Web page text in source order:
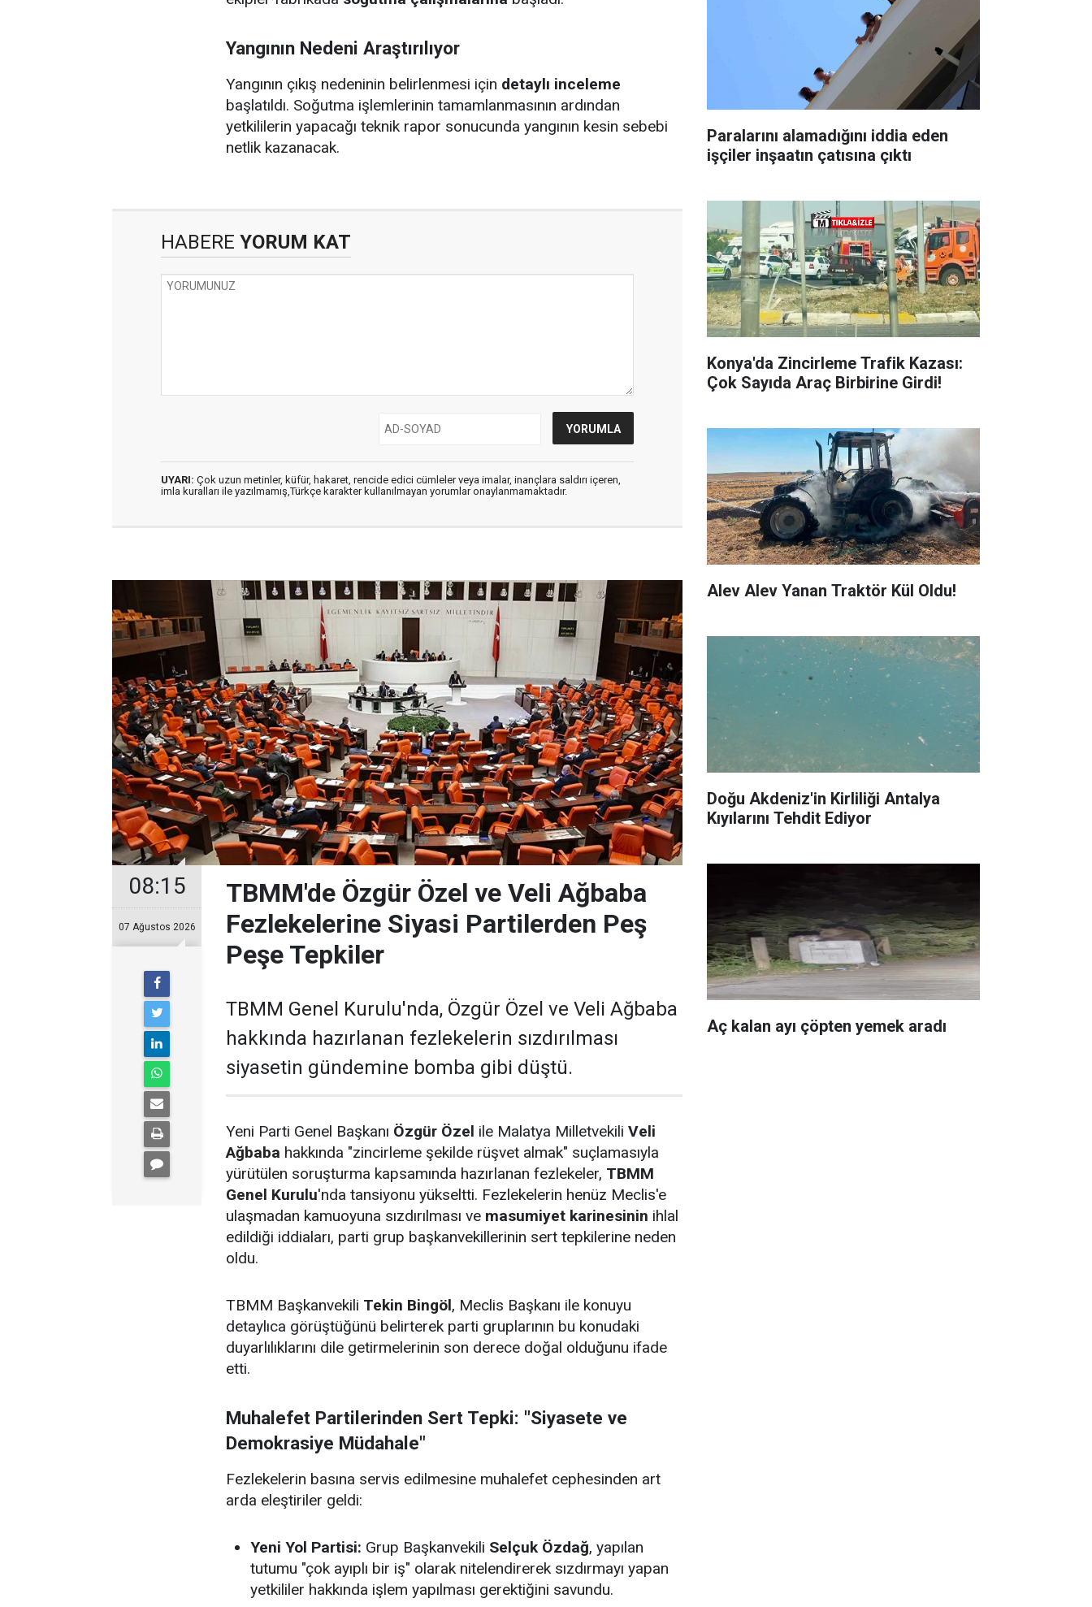
Yangının Nedeni Araştırılıyor
Yangının çıkış nedeninin belirlenmesi için detaylı inceleme
başlatıldı. Soğutma işlemlerinin tamamlanmasının ardından
yetkililerin yapacağı teknik rapor sonucunda yangının kesin sebebi
netlik kazanacak.
HABERE YORUM KAT
UYARI: Çok uzun metinler, küfür, hakaret, rencide edici cümleler veya imalar, inançlara saldırı içeren,
imla kuralları ile yazılmamış,Türkçe karakter kullanılmayan yorumlar onaylanmamaktadır.
08:15
07 Ağustos 2026
TBMM'de Özgür Özel ve Veli Ağbaba
Fezlekelerine Siyasi Partilerden Peş
Peşe Tepkiler
TBMM Genel Kurulu'nda, Özgür Özel ve Veli Ağbaba
hakkında hazırlanan fezlekelerin sızdırılması
siyasetin gündemine bomba gibi düştü.
Yeni Parti Genel Başkanı Özgür Özel ile Malatya Milletvekili Veli
Ağbaba hakkında "zincirleme şekilde rüşvet almak" suçlamasıyla
yürütülen soruşturma kapsamında hazırlanan fezlekeler, TBMM
Genel Kurulu'nda tansiyonu yükseltti. Fezlekelerin henüz Meclis'e
ulaşmadan kamuoyuna sızdırılması ve masumiyet karinesinin ihlal
edildiği iddiaları, parti grup başkanvekillerinin sert tepkilerine neden
oldu.
TBMM Başkanvekili Tekin Bingöl, Meclis Başkanı ile konuyu
detaylıca görüştüğünü belirterek parti gruplarının bu konudaki
duyarlılıklarını dile getirmelerinin son derece doğal olduğunu ifade
etti.
Muhalefet Partilerinden Sert Tepki: "Siyasete ve
Demokrasiye Müdahale"
Fezlekelerin basına servis edilmesine muhalefet cephesinden art
arda eleştiriler geldi:
Yeni Yol Partisi: Grup Başkanvekili Selçuk Özdağ, yapılan
tutumu "çok ayıplı bir iş" olarak nitelendirerek sızdırmayı yapan
yetkililer hakkında işlem yapılması gerektiğini savundu.
Paralarını alamadığını iddia eden
işçiler inşaatın çatısına çıktı
Konya'da Zincirleme Trafik Kazası:
Çok Sayıda Araç Birbirine Girdi!
Alev Alev Yanan Traktör Kül Oldu!
Doğu Akdeniz'in Kirliliği Antalya
Kıyılarını Tehdit Ediyor
Aç kalan ayı çöpten yemek aradı